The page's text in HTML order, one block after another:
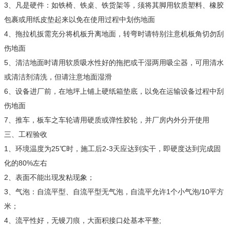
3、凡是硬件：如铁椅、铁桌、铁货架等，须将其脚用软质塑料、橡胶
包裹或用纸皮垫起来以免在使用过程中划伤地面
4、拖拉机扳需充分将机板升离地面，转弯时请特别注意机板角切勿刮
伤地面
5、清洁地面时请用软质吸水性好的拖把或干湿两用吸尘器，可用清水
或清洁剂清洗，但请注意地面湿滑
6、设备进厂前，在地坪上铺上硬纸箱垫底，以免在运输设备过程中刮
伤地面
7、推车，板车之车轮请用硬质或弹性胶轮，并厂房内外分开使用
三、工程验收
1、环境温度为25℃时，施工后2-3天应达到实干，即硬度达到完成固
化的80%左右
2、表面不能出现发粘现象；
3、气泡：自流平型、自流平型无气泡，自流平允许1个小气泡/10平方
米；
4、流平性好，无镘刀痕，大面积接口处基本平整;